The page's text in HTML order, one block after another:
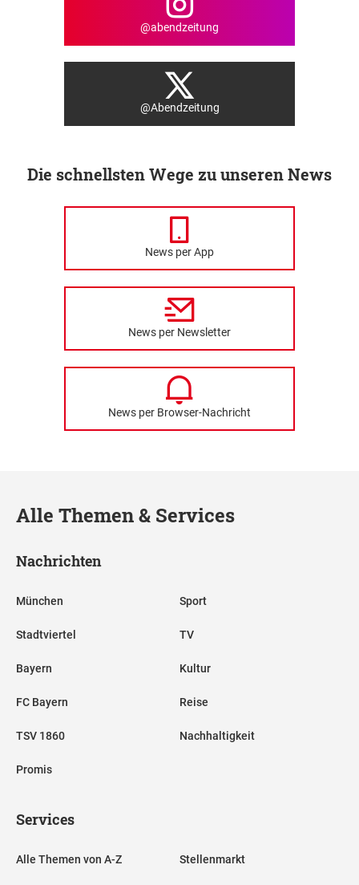
@abendzeitung
@Abendzeitung
Die schnellsten Wege zu unseren News
News per App
News per Newsletter
News per Browser-Nachricht
Alle Themen & Services
Nachrichten
München
Stadtviertel
Bayern
FC Bayern
TSV 1860
Promis
Sport
TV
Kultur
Reise
Nachhaltigkeit
Services
Alle Themen von A-Z Stellenmarkt